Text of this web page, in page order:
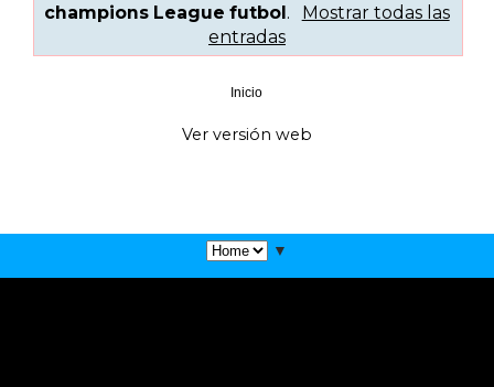
champions League futbol.
Mostrar todas las
entradas
Inicio
Ver versión web
▼